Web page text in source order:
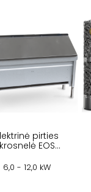
pirties
EOS
6,0 - 12,0 kW